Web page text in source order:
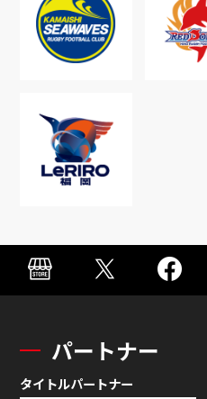
パートナー
タイトルパートナー